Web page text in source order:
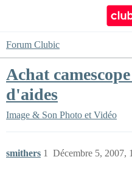
Forum Clubic
Achat
d'aides
Image & Son Photo et Vidéo
smithers Décembre 5, 2007,
1